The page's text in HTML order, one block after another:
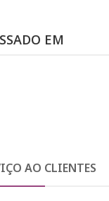
EM
AO CLIENTES